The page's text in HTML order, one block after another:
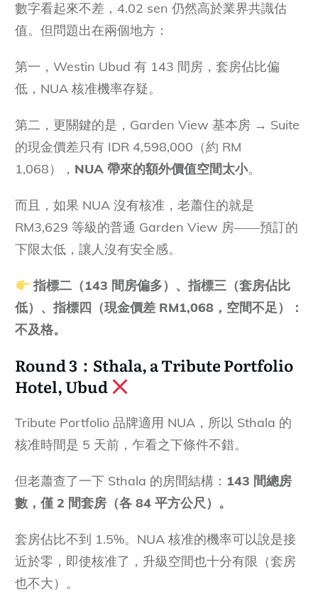
數字看起來不差，4.02 sen 仍然高於業界共識估
值。但問題出在兩個地方：
第一，Westin Ubud 有 143 間房，套房佔比偏
低，NUA 核准機率存疑。
第二，更關鍵的是，Garden View 基本房 → Suite
的現金價差只有 IDR 4,598,000（約 RM
1,068）， NUA 帶來的額外價值空間太小。
而且，如果 NUA 沒有核准，老蕭住的就是
RM3,629 等級的普通 Garden View 房——預訂的
下限太低，讓人沒有安全感。
指標二（143 間房偏多）、指標三（套房佔比
低）、指標四（現金價差 RM1,068，空間不足）：
不及格。
Round 3：Sthala, a Tribute Portfolio
Hotel, Ubud
Tribute Portfolio 品牌適用 NUA，所以 Sthala 的
核准時間是 5 天前，乍看之下條件不錯。
但老蕭查了一下 Sthala 的房間結構： 143 間總房
數，僅 2 間套房（各 84 平方公尺）。
套房佔比不到 1.5%。NUA 核准的機率可以說是接
近於零，即使核准了，升級空間也十分有限（套房
也不大）。